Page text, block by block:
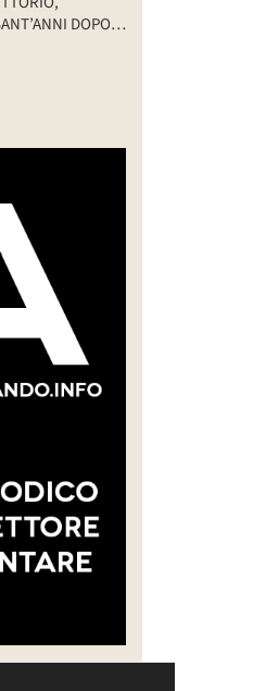
Massimo Bottura e Lara
premiati con l’Avolta Legend
Award per il progetto Food
Soul
DOPO: